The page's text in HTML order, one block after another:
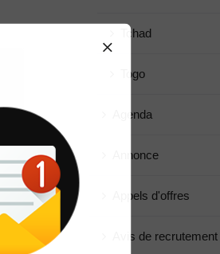
Tchad
Togo
Agenda
Annonce
Appels d'offres
Avis de recrutement